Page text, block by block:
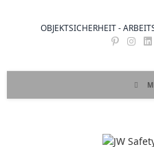
OBJEKTSICHERHEIT -